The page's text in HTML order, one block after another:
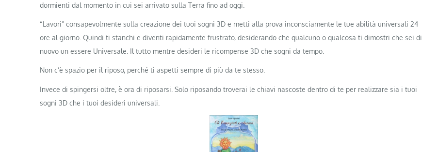
dormienti dal momento in cui sei arrivato sulla Terra fino ad oggi.
“Lavori” consapevolmente sulla creazione dei tuoi sogni 3D e metti alla prova inconsciamente le tue abilità universali 24
ore al giorno. Quindi ti stanchi e diventi rapidamente frustrato, desiderando che qualcuno o qualcosa ti dimostri che sei di
nuovo un essere Universale. Il tutto mentre desideri le ricompense 3D che sogni da tempo.
Non c’è spazio per il riposo, perché ti aspetti sempre di più da te stesso.
Invece di spingersi oltre, è ora di riposarsi. Solo riposando troverai le chiavi nascoste dentro di te per realizzare sia i tuoi
sogni 3D che i tuoi desideri universali.